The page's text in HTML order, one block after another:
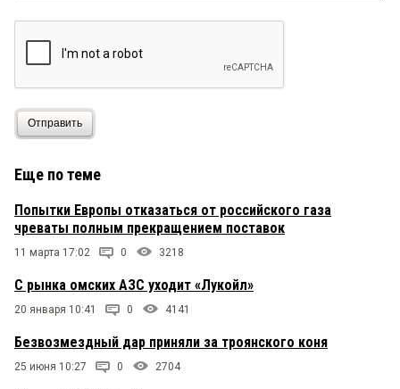
Отправить
Еще по теме
Попытки Европы отказаться от российского газа
чреваты полным прекращением поставок
11 марта 17:02 0 3218
С рынка омских АЗС уходит «Лукойл»
20 января 10:41 0 4141
Безвозмездный дар приняли за троянского коня
25 июня 10:27 0 2704